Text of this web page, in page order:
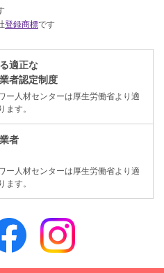
登録商標です
適正な
者認定制度
ー人材センターは厚生労働省より適
ます。
者
ー人材センターは厚生労働省より適
ます。